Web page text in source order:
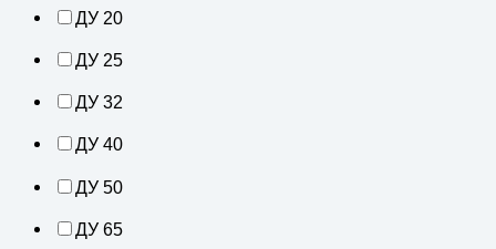
ДУ 20
ДУ 25
ДУ 32
ДУ 40
ДУ 50
ДУ 65